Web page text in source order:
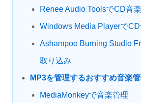
Renee Audio ToolsでCD音
Windows Media Playerで
Ashampoo Burning Studio
取り込み
MP3を管理するおすすめ音楽
MediaMonkeyで音楽管理